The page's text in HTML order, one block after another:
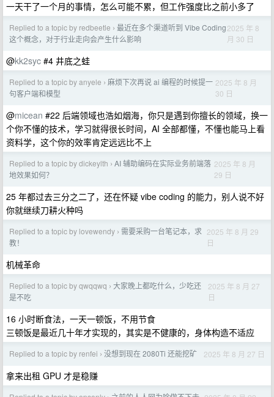
一天干了一个月的事情，怎么可能不累，但工作强度比之前小多了
Replied to a topic by redbeetle › 最近在多个渠道听到 Vibe Coding
这个概念，对于行业走向会产生什么影响
2025 年 8
月 30 日
@kk2syc #4 井底之蛙
Replied to a topic by anyele › 麻烦下次再说 ai 编程的时候提一
句客户端和模型
2025 年 8 月
30 日
@micean #22 后端领域也浩如烟海，你只是遇到你擅长的领域，换一
个你不懂的技术，学习就得很长时间，AI 全部都懂，不懂也能马上看
资料学，这个你的效率肯定远远比不上
Replied to a topic by dickeylth › AI 辅助编码在实际业务前端落
地效果如何？
2025 年 8 月
29 日
25 年都过去三分之二了，还在怀疑 vibe coding 的能力，别人说不好
你就继续刀耕火种吗
Replied to a topic by lovewendy › 需要采购一台笔记本，求
教！
2025 年 8 月 29
日
机械革命
Replied to a topic by qwqqwq › 大家晚上都吃什么，少吃还
是不吃
2025 年 8 月 27
日
16 小时断食法，一天一顿饭，不用节食
三顿饭是最近几十年才实现的，其实是不健康的，身体构造不适应
Replied to a topic by renfei › 没想到现在 2080Ti 还能挖矿 2025 年 8 月 27 日
拿来出租 GPU 才是稳赚